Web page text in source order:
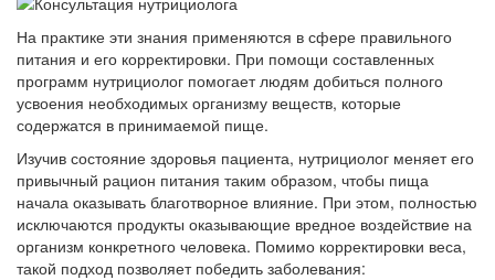
На практике эти знания применяются в сфере правильного
питания и его корректировки. При помощи составленных
программ нутрициолог помогает людям добиться полного
усвоения необходимых организму веществ, которые
содержатся в принимаемой пище.
Изучив состояние здоровья пациента, нутрициолог меняет его
привычный рацион питания таким образом, чтобы пища
начала оказывать благотворное влияние. При этом, полностью
исключаются продукты оказывающие вредное воздействие на
организм конкретного человека. Помимо корректировки веса,
такой подход позволяет победить заболевания: